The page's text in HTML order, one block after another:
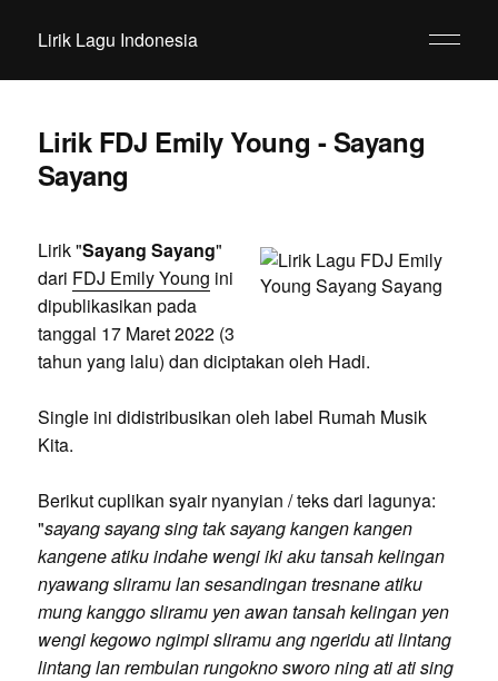
Lirik Lagu Indonesia
Lirik FDJ Emily Young - Sayang
Sayang
Lirik "Sayang Sayang"
dari FDJ Emily Young ini
dipublikasikan pada
tanggal 17 Maret 2022 (3
tahun yang lalu) dan diciptakan oleh Hadi.
Single ini didistribusikan oleh label Rumah Musik
Kita.
Berikut cuplikan syair nyanyian / teks dari lagunya:
"sayang sayang sing tak sayang kangen kangen
kangene atiku indahe wengi iki aku tansah kelingan
nyawang sliramu lan sesandingan tresnane atiku
mung kanggo sliramu yen awan tansah kelingan yen
wengi kegowo ngimpi sliramu ang ngeridu ati lintang
lintang lan rembulan rungokno sworo ning ati ati sing